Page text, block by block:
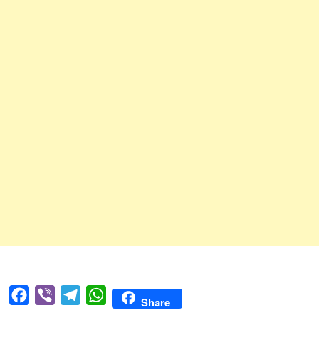
Facebook
Viber TelegramWhatsAppShare